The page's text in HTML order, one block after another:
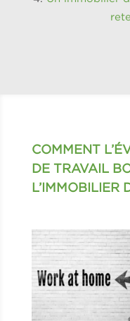
COMMENT
DE TRAVAIL
L’IMMOBILIER